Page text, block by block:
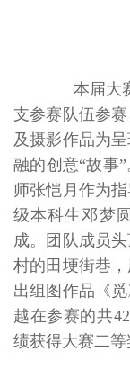
本届大赛
支参赛队伍参
及摄影作品为
融的创意“故事
师张恺月作为
级本科生邓梦
成。团队成员
村的田埂街巷
出组图作品《
越在参赛的共
绩获得大赛二等